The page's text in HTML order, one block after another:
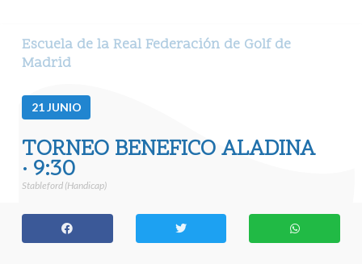
Escuela de la Real Federación de Golf de
Madrid
21JUNIO
TORNEO BENEFICO ALADINA
· 9:30
Stableford (Handicap)